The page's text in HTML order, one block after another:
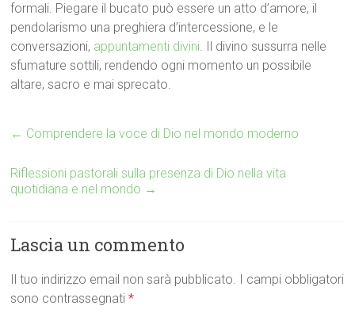
formali. Piegare il bucato può essere un atto d’amore, il
pendolarismo una preghiera d’intercessione, e le
conversazioni, appuntamenti divini. Il divino sussurra nelle
sfumature sottili, rendendo ogni momento un possibile
altare, sacro e mai sprecato.
← Comprendere la voce di Dio nel mondo moderno
Riflessioni pastorali sulla presenza di Dio nella vita
quotidiana e nel mondo →
Lascia un commento
Il tuo indirizzo email non sarà pubblicato. I campi obbligatori
sono contrassegnati*